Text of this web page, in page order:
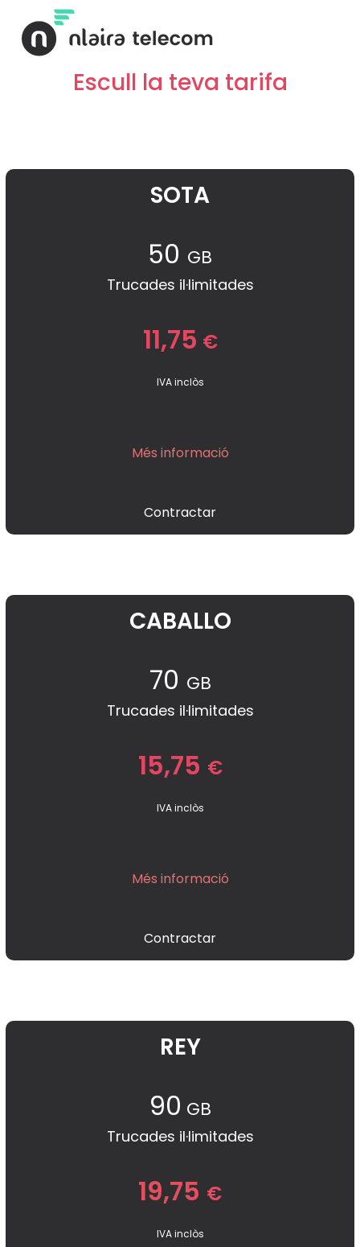
content
Escull la teva tarifa
SOTA
50 GB
Trucades il·limitades
11,75 €
IVA inclòs
Més informació
Contractar
CABALLO
70 GB
Trucades il·limitades
15,75 €
IVA inclòs
Més informació
Contractar
REY
90 GB
Trucades il·limitades
19,75 €
IVA inclòs